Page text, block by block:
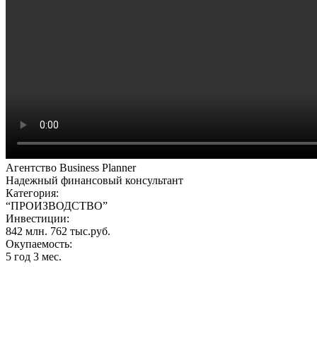
Агентство Business Planner
Надежный финансовый консультант
Категория:
“ПРОИЗВОДСТВО”
Инвестиции:
842 млн. 762 тыс.руб.
Окупаемость:
5 год 3 мес.